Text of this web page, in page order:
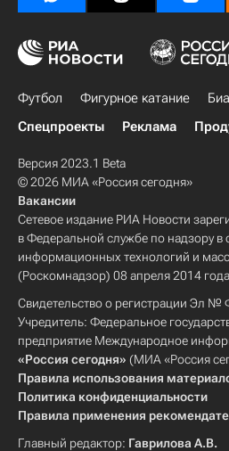
Футбол Фигурное катание
Спецпроекты
Реклама
Версия 2023.1 Beta
© 2026 МИА «Россия сегодня»
Вакансии
Сетевое издание РИА Новости
в Федеральной службе по надзору в
информационных технологий и
(Роскомнадзор) 08 апреля 2014
Свидетельство о регистрации Эл
Учредитель: Федеральное
предприятие Международное
«Россия сегодня» (МИА «Россия
Правила использования
Политика конфиденциальности
Правила применения
Главный редактор: Гаврилова А.В.